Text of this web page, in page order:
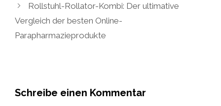
Rollstuhl-Rollator-Kombi: Der ultimative
Vergleich der besten Online-
Parapharmazieprodukte
Schreibe einen Kommentar